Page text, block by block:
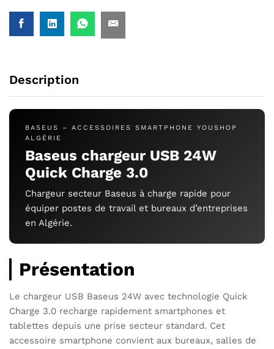
Description
BASEUS – ACCESSOIRES SMARTPHONE YOUSHOP
ALGÉRIE
Baseus chargeur USB 24W
Quick Charge 3.0
Chargeur secteur Baseus à charge rapide pour
équiper postes de travail et bureaux d’entreprises
en Algérie.
Présentation
Le chargeur USB Baseus 24W avec technologie Quick
Charge 3.0 recharge rapidement smartphones et
tablettes depuis une prise secteur standard. Cet
accessoire smartphone convient aux bureaux, salles de